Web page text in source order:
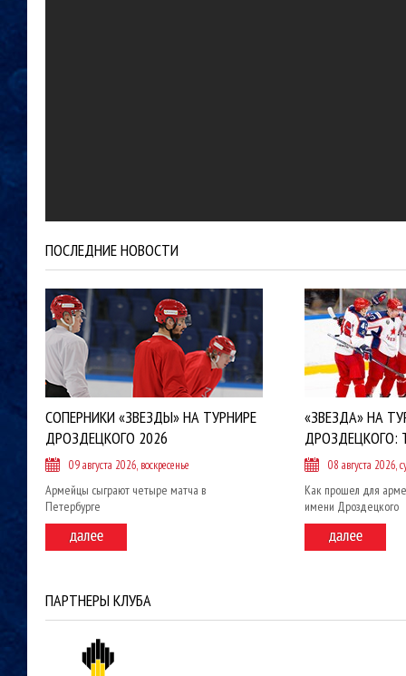
ПОСЛЕДНИЕ НОВОСТИ
СОПЕРНИКИ «ЗВЕЗДЫ» НА ТУРНИРЕ
ДРОЗДЕЦКОГО 2026
09 августа 2026, воскресенье
Армейцы сыграют четыре матча в
Петербурге
«ЗВЕЗДА» НА
ДРОЗДЕЦКОГО:
08 августа 2026,
Как прошел для
имени Дроздецкого
ПАРТНЕРЫ КЛУБА